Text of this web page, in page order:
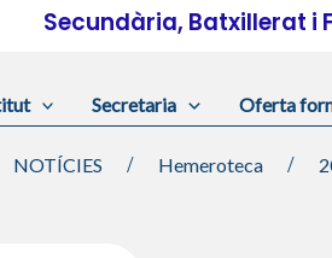
Secundària, Batxillerat i
Secretaria Oferta
NOTÍCIES Hemeroteca